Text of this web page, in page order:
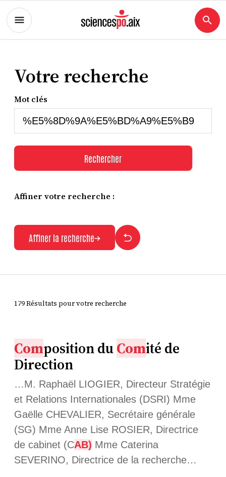
Votre recherche
Mot clés
Rechercher
Affiner votre recherche :
Affiner la recherche
179 Résultats pour votre recherche
Composition duComité de
Direction
…M. Raphaël LIOGIER, Directeur Stratégie
et Relations Internationales (DSRI) Mme
Gaëlle CHEVALIER, Secrétaire générale
(SG) Mme Anne Lise ROSIER, Directrice
de cabinet (CAB) Mme Caterina
SEVERINO, Directrice de la recherche…